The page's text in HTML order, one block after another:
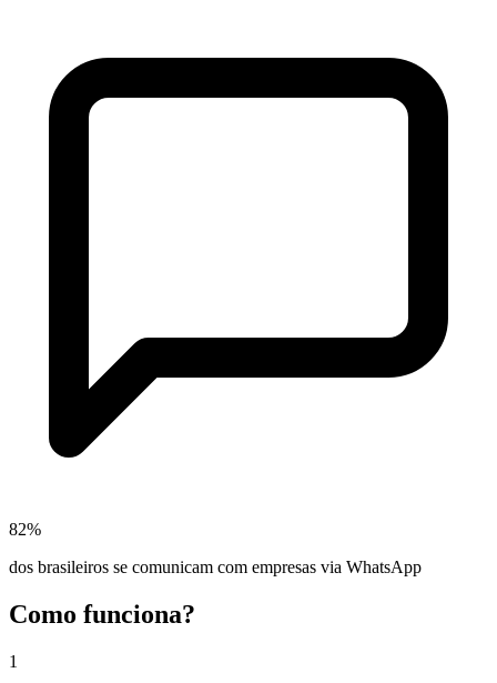
82%
dos brasileiros se comunicam com empresas via WhatsApp
Como funciona?
1